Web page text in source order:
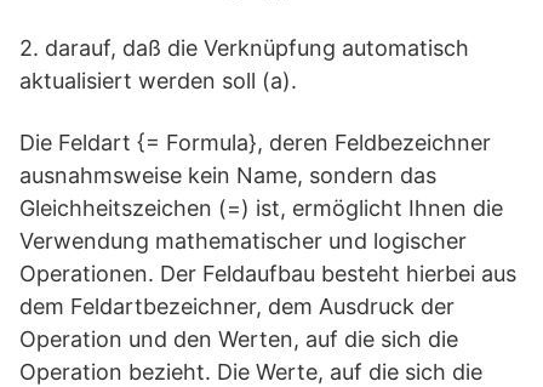
2. darauf, daß die Verknüpfung automatisch
aktualisiert werden soll (a).
Die Feldart {= Formula}, deren Feldbezeichner
ausnahmsweise kein Name, sondern das
Gleichheitszeichen (=) ist, ermöglicht Ihnen die
Verwendung mathematischer und logischer
Operationen. Der Feldaufbau besteht hierbei aus
dem Feldartbezeichner, dem Ausdruck der
Operation und den Werten, auf die sich die
Operation bezieht. Die Werte, auf die sich die